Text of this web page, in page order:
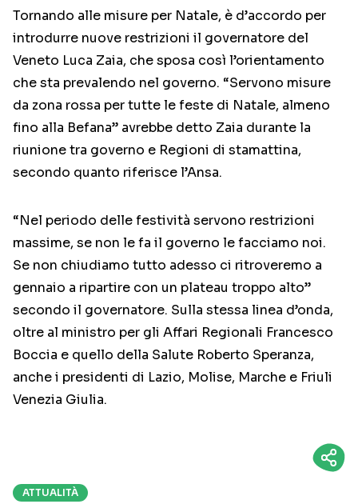
Tornando alle misure per Natale, è d’accordo per
introdurre nuove restrizioni il governatore del
Veneto Luca Zaia, che sposa così l’orientamento
che sta prevalendo nel governo. “Servono misure
da zona rossa per tutte le feste di Natale, almeno
fino alla Befana” avrebbe detto Zaia durante la
riunione tra governo e Regioni di stamattina,
secondo quanto riferisce l’Ansa.
“Nel periodo delle festività servono restrizioni
massime, se non le fa il governo le facciamo noi.
Se non chiudiamo tutto adesso ci ritroveremo a
gennaio a ripartire con un plateau troppo alto”
secondo il governatore. Sulla stessa linea d’onda,
oltre al ministro per gli Affari Regionali Francesco
Boccia e quello della Salute Roberto Speranza,
anche i presidenti di Lazio, Molise, Marche e Friuli
Venezia Giulia.
ATTUALITÀ